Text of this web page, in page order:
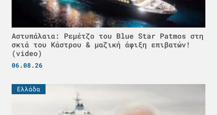
Αστυπάλαια: Ρεμέτζο του Blue Star Patmos στη
σκιά του Κάστρου & μαζική άφιξη επιβατών!
(video)
06.08.26
Ελλάδα